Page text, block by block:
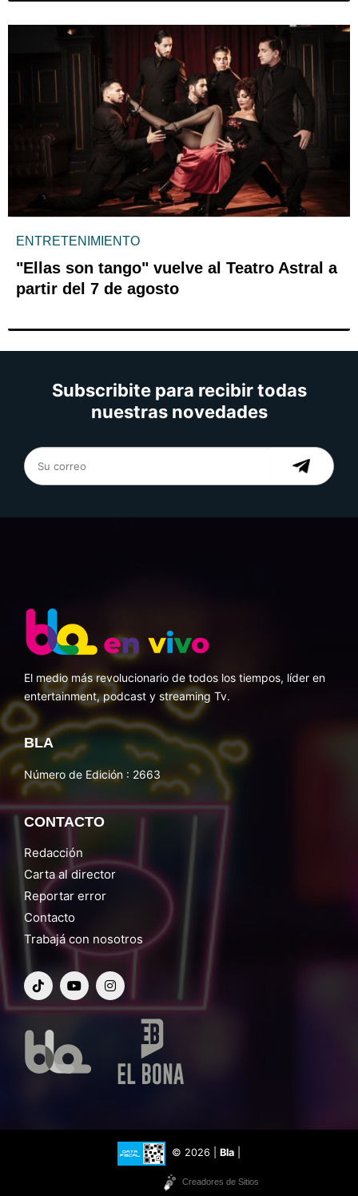
ENTRETENIMIENTO
"Ellas son tango" vuelve al Teatro Astral a
partir del 7 de agosto
Subscribite para recibir todas
nuestras novedades
El medio más revolucionario de todos los tiempos, líder en
entertainment, podcast y streaming Tv.
BLA
Número de Edición : 2663
CONTACTO
Redacción
Carta al director
Reportar error
Contacto
Trabajá con nosotros
© 2026 | Bla
Creadores de Sitios